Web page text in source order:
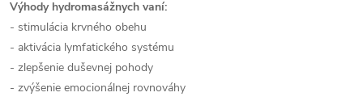
Výhody hydromasážnych vaní:
- stimulácia krvného obehu
- aktivácia lymfatického systému
- zlepšenie duševnej pohody
- zvýšenie emocionálnej rovnováhy